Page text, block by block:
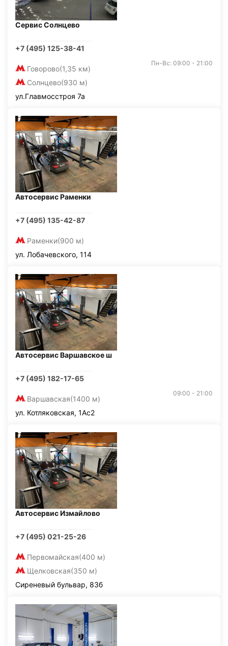
Сервис Солнцево
+7 (495) 125-38-41
Говорово(1,35 км)
Солнцево(930 м)
Пн-Вс: 09:00 - 21:00
ул.Главмосстроя 7а
Автосервис Раменки
+7 (495) 135-42-87
Раменки(900 м)
ул. Лобачевского, 114
Автосервис Варшавское ш
+7 (495) 182-17-65
Варшавская(1400 м)
09:00 - 21:00
ул. Котляковская, 1Ас2
Автосервис Измайлово
+7 (495) 021-25-26
Первомайская(400 м)
Щелковская(350 м)
Сиреневый бульвар, 83б